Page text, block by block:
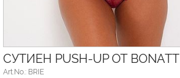
СУТИЕН PUSH-UP ОТ BONATTI
Art.No.: BRIE